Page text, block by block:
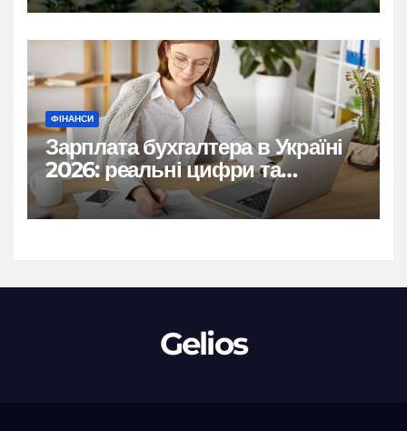
ФІНАНСИ
Зарплата бухгалтера в Україні
2026: реальні цифри та
нюанси
Gelios